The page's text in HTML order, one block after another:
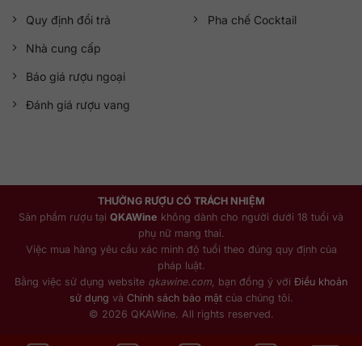
Quy định đổi trả
Nhà cung cấp
Báo giá rượu ngoại
Đánh giá rượu vang
Pha chế Cocktail
THƯỞNG RƯỢU CÓ TRÁCH NHIỆM
Sản phẩm rượu tại QKAWine không dành cho người dưới 18 tuổi và
phụ nữ mang thai.
Việc mua hàng yêu cầu xác minh độ tuổi theo đúng quy định của
pháp luật.
Bằng việc sử dụng website qkawine.com , bạn đồng ý với Điều khoản
sử dụng và Chính sách bảo mậtcủa chúng tôi.
© 2026 QKAWine. All rights reserved.